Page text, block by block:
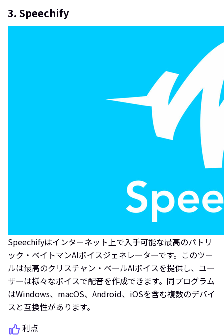
3. Speechify
Speechifyはインターネット上で入手可能な最高のパトリ
ック・ベイトマンAIボイスジェネレーターです。このツー
ルは最高のクリスチャン・ベールAIボイスを提供し、ユー
ザーは様々なボイスで配音を作成できます。同プログラム
はWindows、macOS、Android、iOSを含む複数のデバイ
スと互換性があります。
利点